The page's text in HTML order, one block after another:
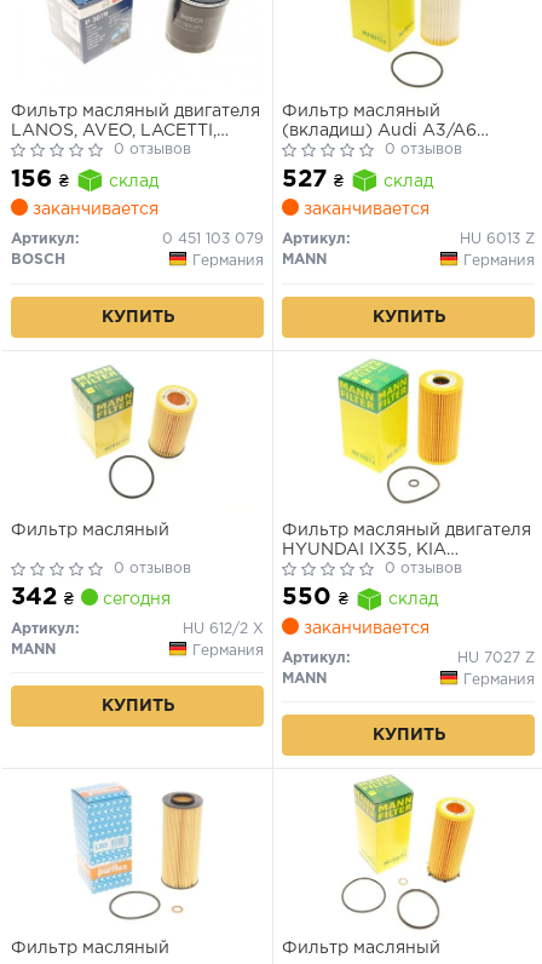
Фильтр масляный двигателя
LANOS, AVEO, LACETTI,
NUBIRA, NEXIA (пр-во
Bosch)
0 отзывов
156 ₴
склад
заканчивается
Артикул:
0 451 103 079
BOSCH
Германия
КУПИТЬ
Фильтр масляный
(вкладиш) Audi A3/A6
2012-,VW Golf,Skoda Octavia
1.8/2.0
0 отзывов
527 ₴
склад
заканчивается
Артикул:
HU 6013 Z
MANN
Германия
КУПИТЬ
Фильтр масляный
0 отзывов
342 ₴ сегодня
Артикул:
HU 612/2 X
MANN
Германия
КУПИТЬ
Фильтр масляный двигателя
HYUNDAI IX35, KIA
SPORTAGE III, IV 2.0 CRDI 10-
(пр-во MANN)
0 отзывов
550 ₴
склад
заканчивается
Артикул:
HU 7027 Z
MANN
Германия
КУПИТЬ
Фильтр масляный Фильтр масляный